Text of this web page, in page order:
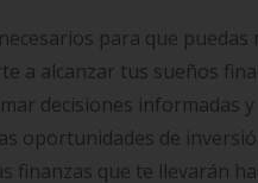
para que puedas
a alcanzar tus sueños
decisiones informadas y
oportunidades de
finanzas que te llevarán